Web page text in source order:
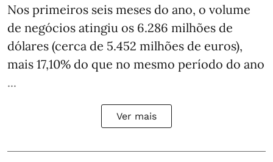
Nos primeiros seis meses do ano, o volume
de negócios atingiu os 6.286 milhões de
dólares (cerca de 5.452 milhões de euros),
mais 17,10% do que no mesmo período do ano
...
Ver mais